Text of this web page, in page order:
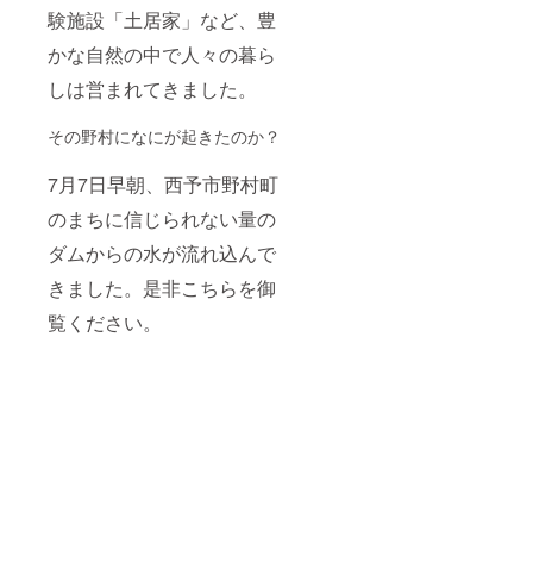
験施設「土居家」など、豊
かな自然の中で人々の暮ら
しは営まれてきました。
その野村になにが起きたのか？
7月7日早朝、西予市野村町
のまちに信じられない量の
ダムからの水が流れ込んで
きました。是非こちらを御
覧ください。